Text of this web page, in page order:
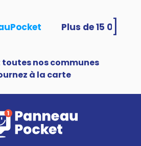
toutes nos communes
à la carte